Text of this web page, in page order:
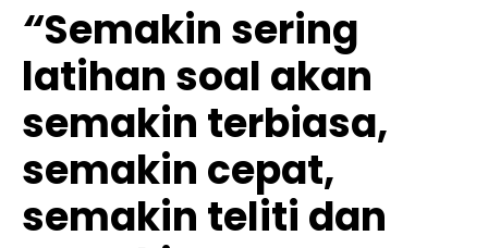
“Semakin sering
latihan soal akan
semakin terbiasa,
semakin cepat,
semakin teliti dan